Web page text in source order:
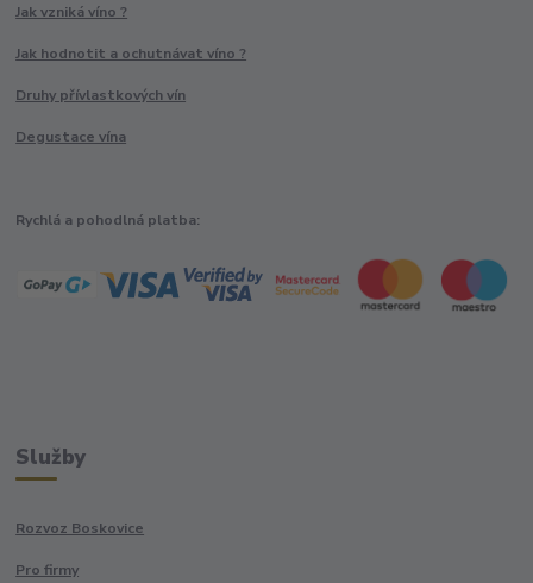
Jak vzniká víno ?
Jak hodnotit a ochutnávat víno ?
Druhy přívlastkových vín
Degustace vína
Rychlá a pohodlná platba:
Služby
Rozvoz Boskovice
Pro firmy